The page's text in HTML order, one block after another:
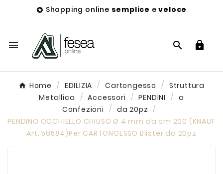
 Shopping online semplice eveloce
  
Home EDILIZIA Cartongesso
Struttura
Metallica
Accessori PENDINI
a
Confezioni
da 20pz
PENDINO OCCHIELLO CHIUSO Ø 4 mm da cm 200 (KNAUF
Art. 58584)Per CARTONGESSO Blister da 20pz